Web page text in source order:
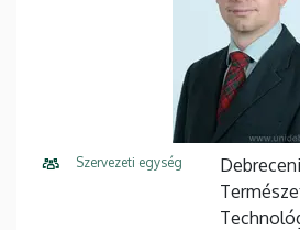
Szervezeti egység